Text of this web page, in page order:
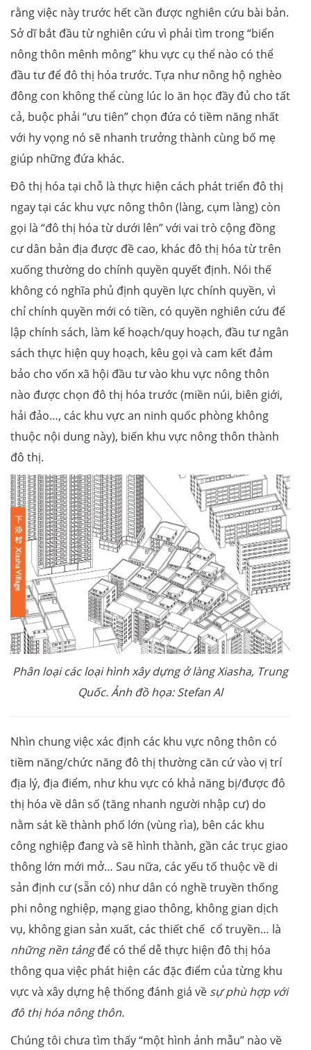
rằng việc này trước hết cần được nghiên cứu bài bản.
Sở dĩ bắt đầu từ nghiên cứu vì phải tìm trong “biển
nông thôn mênh mông” khu vực cụ thể nào có thể
đầu tư để đô thị hóa trước. Tựa như nông hộ nghèo
đông con không thể cùng lúc lo ăn học đầy đủ cho tất
cả, buộc phải “ưu tiên” chọn đứa có tiềm năng nhất
với hy vọng nó sẽ nhanh trưởng thành cùng bố mẹ
giúp những đứa khác.
Đô thị hóa tại chỗ là thực hiện cách phát triển đô thị
ngay tại các khu vực nông thôn (làng, cụm làng) còn
gọi là “đô thị hóa từ dưới lên” với vai trò cộng đồng
cư dân bản địa được đề cao, khác đô thị hóa từ trên
xuống thường do chính quyền quyết định. Nói thế
không có nghĩa phủ định quyền lực chính quyền, vì
chỉ chính quyền mới có tiền, có quyền nghiên cứu để
lập chính sách, làm kế hoạch/quy hoạch, đầu tư ngân
sách thực hiện quy hoạch, kêu gọi và cam kết đảm
bảo cho vốn xã hội đầu tư vào khu vực nông thôn
nào được chọn đô thị hóa trước (miền núi, biên giới,
hải đảo…, các khu vực an ninh quốc phòng không
thuộc nội dung này), biến khu vực nông thôn thành
đô thị.
Phân loại các loại hình xây dựng ở làng Xiasha, Trung
Quốc. Ảnh đồ họa: Stefan Al
Nhìn chung việc xác định các khu vực nông thôn có
tiềm năng/chức năng đô thị thường căn cứ vào vị trí
địa lý, địa điểm, như khu vực có khả năng bị/được đô
thị hóa về dân số (tăng nhanh người nhập cư) do
nằm sát kề thành phố lớn (vùng rìa), bên các khu
công nghiệp đang và sẽ hình thành, gần các trục giao
thông lớn mới mở… Sau nữa, các yếu tố thuộc về di
sản định cư (sẵn có) như dân có nghề truyền thống
phi nông nghiệp, mạng giao thông, không gian dịch
vụ, không gian sản xuất, các thiết chế cổ truyền… là
những nền tảngđể có thể dễ thực hiện đô thị hóa
thông qua việc phát hiện các đặc điểm của từng khu
vực và xây dựng hệ thống đánh giá về sự phù hợp với
đô thị hóa nông thôn.
Chúng tôi chưa tìm thấy “một hình ảnh mẫu” nào về